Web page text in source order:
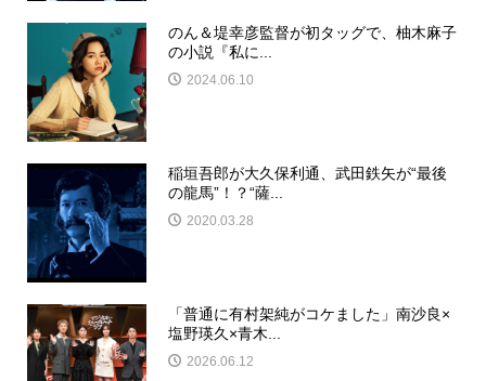
のん＆堤幸彦監督が初タッグで、柚木麻子
の小説『私に...
2024.06.10
稲垣吾郎が大久保利通、武田鉄矢が“最後
の龍馬”！？“薩...
2020.03.28
「普通に有村架純がコケました」南沙良×
塩野瑛久×青木...
2026.06.12